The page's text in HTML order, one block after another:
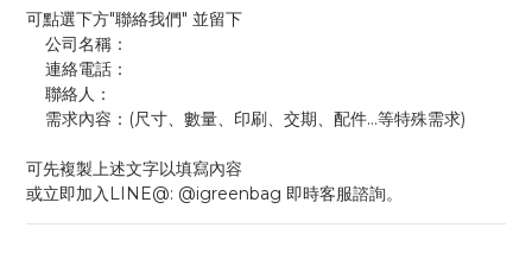
可點選下方"聯絡我們" 並留下
    公司名稱：
    連絡電話：
    聯絡人：
    需求內容：(尺寸、數量、印刷、交期、配件...等特殊需求)
可先複製上述文字以填寫內容
或立即加入LINE@: @igreenbag 即時客服諮詢。